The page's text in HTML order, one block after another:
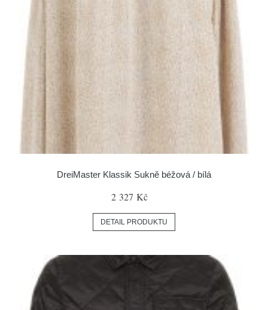
DreiMaster Klassik Sukně béžová / bílá
2 327 Kč
DETAIL PRODUKTU